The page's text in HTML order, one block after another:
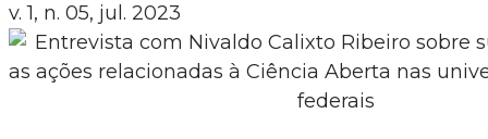
v. 1, n. 05, jul. 2023